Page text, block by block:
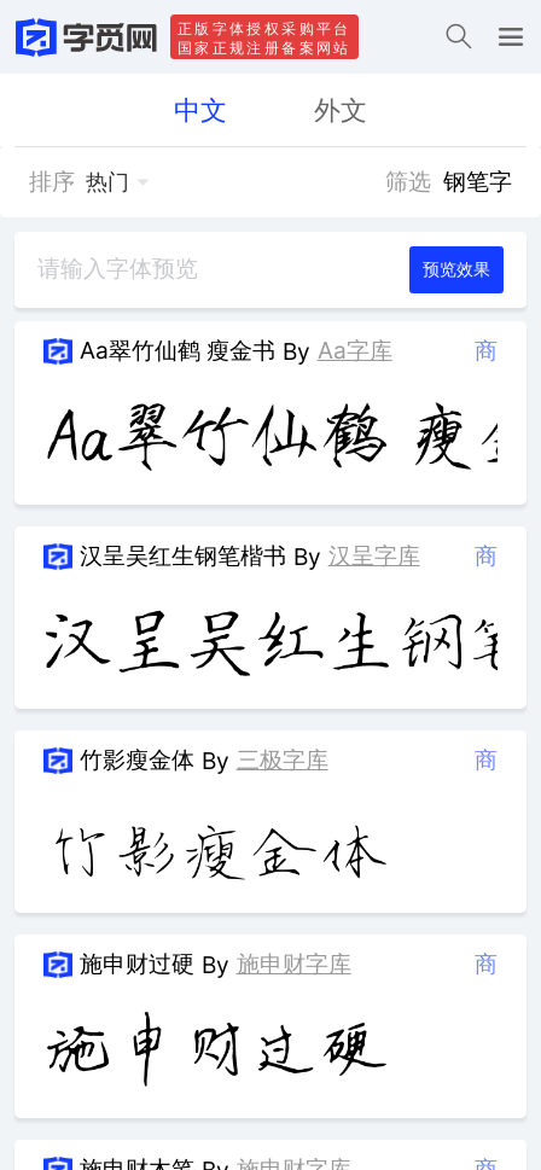
正版字体授权采购平台
国家正规注册备案网站
中文 外文
排序 热门 筛选 钢笔字
预览效果
Aa翠竹仙鹤 瘦金书 By Aa字库 商
汉呈吴红生钢笔楷书 By 汉呈字库 商
竹影瘦金体 By 三极字库 商
施申财过硬 By 施申财字库 商